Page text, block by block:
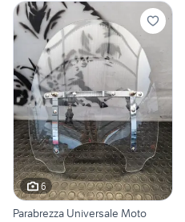
6
Parabrezza Universale Moto